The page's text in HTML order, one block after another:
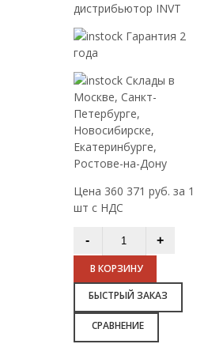
дистрибьютор INVT
Гарантия 2
года
Склады в
Москве, Санкт-
Петербурге,
Новосибирске,
Екатеринбурге,
Ростове-на-Дону
Цена 360 371 руб. за 1
шт с НДС
В КОРЗИНУ
БЫСТРЫЙ ЗАКАЗ
СРАВНЕНИЕ